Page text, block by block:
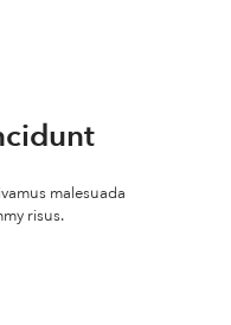
malesuada
risus.